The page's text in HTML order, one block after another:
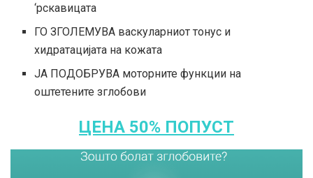
‘рскавицата
ГО ЗГОЛЕМУВА васкуларниот тонус и
хидратацијата на кожата
ЈА ПОДОБРУВА моторните функции на
оштетените зглобови
ЦЕНА 50% ПОПУСТ